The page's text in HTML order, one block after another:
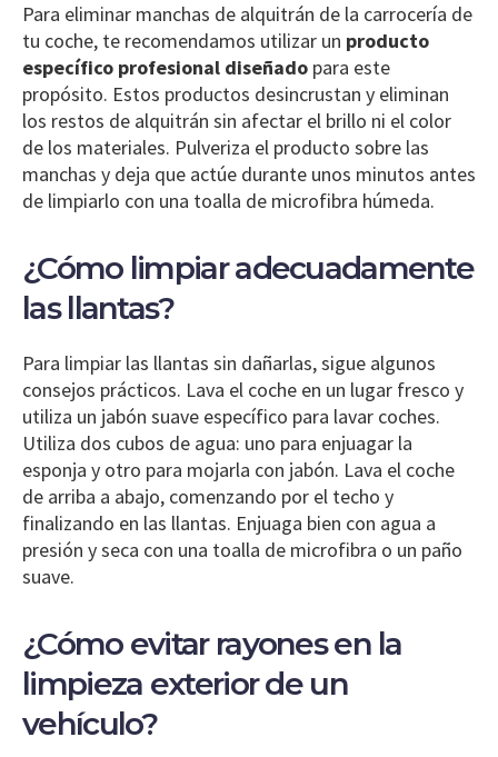
Para eliminar manchas de alquitrán de la carrocería de
tu coche, te recomendamos utilizar un producto
específico profesional diseñado para este
propósito. Estos productos desincrustan y eliminan
los restos de alquitrán sin afectar el brillo ni el color
de los materiales. Pulveriza el producto sobre las
manchas y deja que actúe durante unos minutos antes
de limpiarlo con una toalla de microfibra húmeda.
¿Cómo limpiar adecuadamente
las llantas?
Para limpiar las llantas sin dañarlas, sigue algunos
consejos prácticos. Lava el coche en un lugar fresco y
utiliza un jabón suave específico para lavar coches.
Utiliza dos cubos de agua: uno para enjuagar la
esponja y otro para mojarla con jabón. Lava el coche
de arriba a abajo, comenzando por el techo y
finalizando en las llantas. Enjuaga bien con agua a
presión y seca con una toalla de microfibra o un paño
suave.
¿Cómo evitar rayones en la
limpieza exterior de un
vehículo?